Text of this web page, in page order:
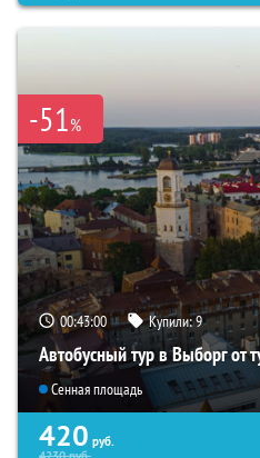
-51%
00:42:59 Купили:9
Автобусный тур в Выборг от
Сенная площадь
420 руб.